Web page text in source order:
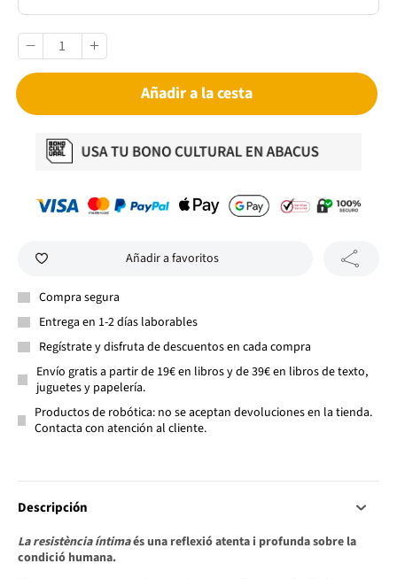
Añadir a la cesta
Añadir a favoritos
Compra segura
Entrega en 1-2 días laborables
Regístrate y disfruta de descuentos en cada compra
Envío gratis a partir de 19€ en libros y de 39€ en libros de texto,
juguetes y papelería.
Productos de robótica: no se aceptan devoluciones en la tienda.
Contacta con atención al cliente.
Descripción
La resistència íntimaés una reflexió atenta i profunda sobre la
condició humana.